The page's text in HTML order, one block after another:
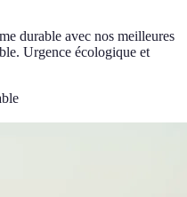
durable avec nos meilleures
Urgence écologique et